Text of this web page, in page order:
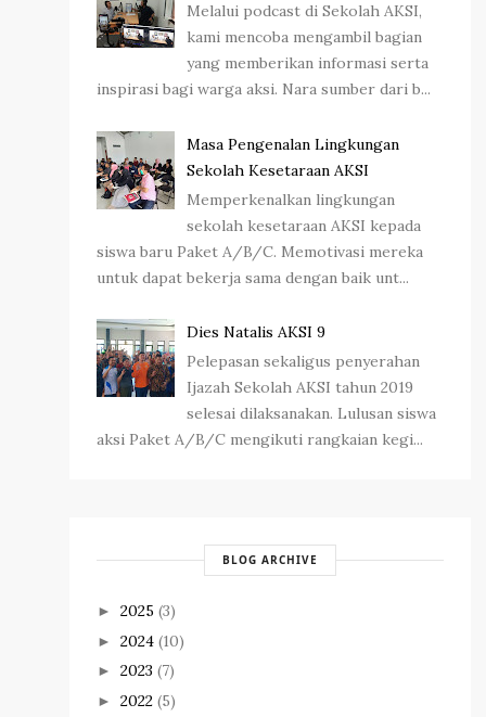
Melalui podcast di Sekolah AKSI,
kami mencoba mengambil bagian
yang memberikan informasi serta
inspirasi bagi warga aksi. Nara sumber dari b...
Masa Pengenalan Lingkungan
Sekolah Kesetaraan AKSI
Memperkenalkan lingkungan
sekolah kesetaraan AKSI kepada
siswa baru Paket A/B/C. Memotivasi mereka
untuk dapat bekerja sama dengan baik unt...
Dies Natalis AKSI 9
Pelepasan sekaligus penyerahan
Ijazah Sekolah AKSI tahun 2019
selesai dilaksanakan. Lulusan siswa
aksi Paket A/B/C mengikuti rangkaian kegi...
BLOG ARCHIVE
► 2025 (3)
► 2024 (10)
► 2023 (7)
► 2022 (5)